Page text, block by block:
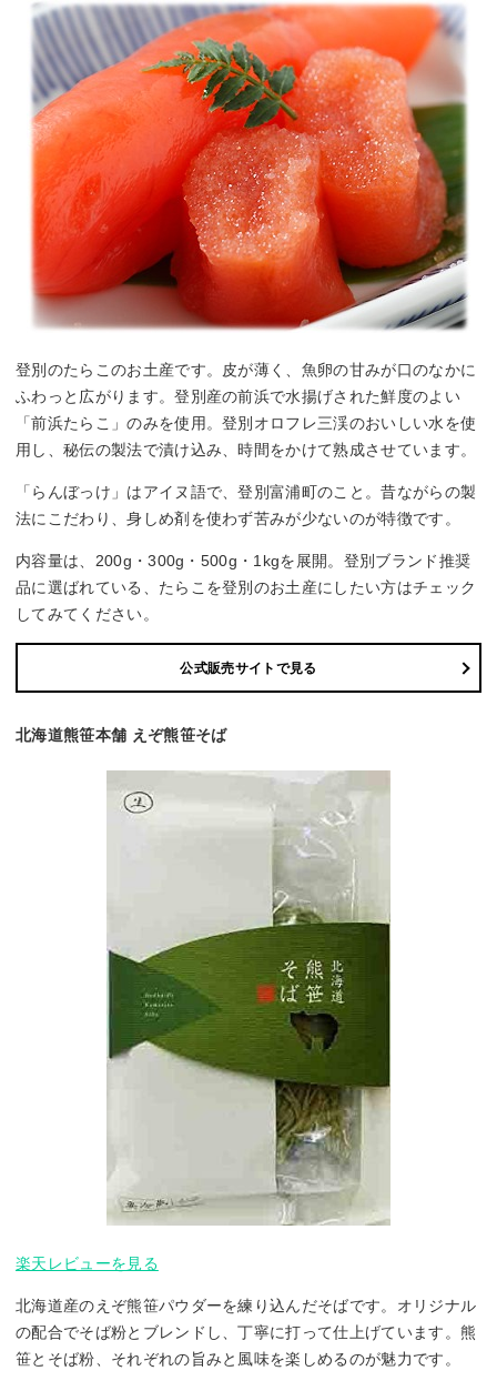
登別のたらこのお土産です。皮が薄く、魚卵の甘みが口のなかに
ふわっと広がります。登別産の前浜で水揚げされた鮮度のよい
「前浜たらこ」のみを使用。登別オロフレ三渓のおいしい水を使
用し、秘伝の製法で漬け込み、時間をかけて熟成させています。
「らんぼっけ」はアイヌ語で、登別富浦町のこと。昔ながらの製
法にこだわり、身しめ剤を使わず苦みが少ないのが特徴です。
内容量は、200g・300g・500g・1kgを展開。登別ブランド推奨
品に選ばれている、たらこを登別のお土産にしたい方はチェック
してみてください。
公式販売サイトで見る
北海道熊笹本舗 えぞ熊笹そば
楽天レビューを見る
北海道産のえぞ熊笹パウダーを練り込んだそばです。オリジナル
の配合でそば粉とブレンドし、丁寧に打って仕上げています。熊
笹とそば粉、それぞれの旨みと風味を楽しめるのが魅力です。